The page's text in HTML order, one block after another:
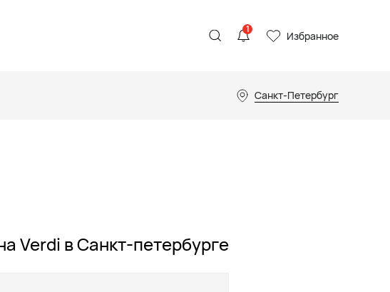
1 Избранное
Санкт-Петербург
Verdi в Санкт-петербурге